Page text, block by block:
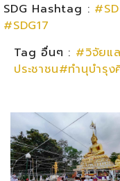
SDG Hashtag :
#SDG17
Tag อื่นๆ : #วิจัยแ
ประชาชน#ทำนุบำรุ